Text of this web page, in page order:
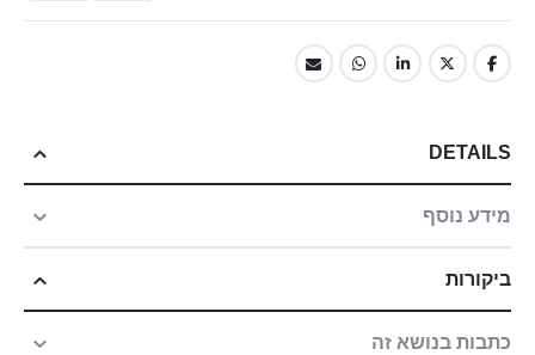
DETAILS
מידע נוסף
ביקורות
כתבות בנושא זה